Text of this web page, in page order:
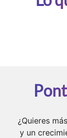
¿Quieres
y un